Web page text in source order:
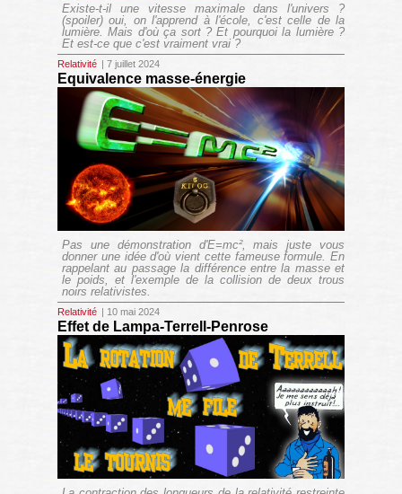
Existe-t-il une vitesse maximale dans l'univers ?
(spoiler) oui, on l'apprend à l'école, c'est celle de la
lumière. Mais d'où ça sort ? Et pourquoi la lumière ?
Et est-ce que c'est vraiment vrai ?
Relativité | 7 juillet 2024
Equivalence masse-énergie
Pas une démonstration d'E=mc², mais juste vous
donner une idée d'où vient cette fameuse formule. En
rappelant au passage la différence entre la masse et
le poids, et l'exemple de la collision de deux trous
noirs relativistes.
Relativité | 10 mai 2024
Effet de Lampa-Terrell-Penrose